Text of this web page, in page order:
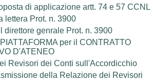
di applicazione artt. 74 e 57 CCNL
lettera Prot. n. 3900
direttore genrale Prot. n. 3900
PIATTAFORMA per il CONTRATTO
D'ATENEO
Revisori dei Conti sull'Accordicchio
della Relazione dei Revisori